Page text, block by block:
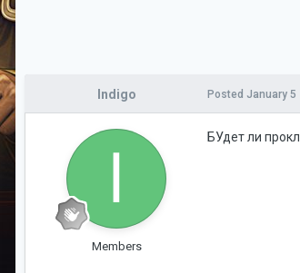
Indigo
Members
Posted January 5
БУдет ли